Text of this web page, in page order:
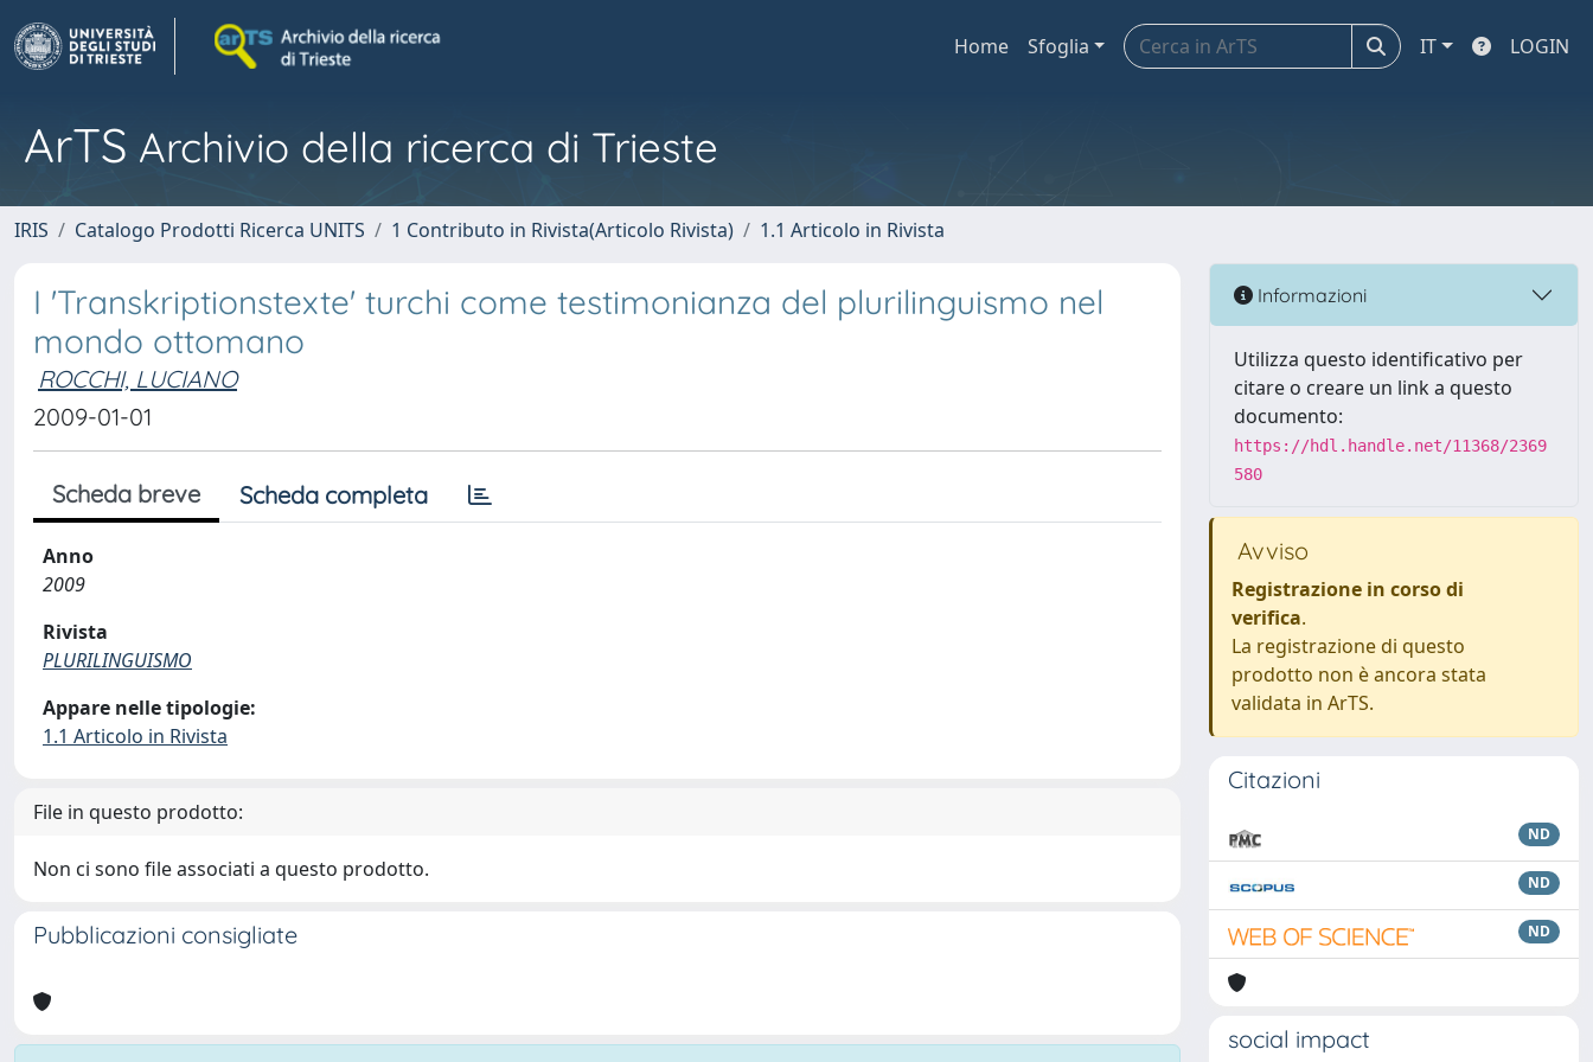
Home Sfoglia IT LOGIN
ArTS Archivio della ricerca di Trieste
IRIS Catalogo Prodotti Ricerca UNITS 1 Contributo in Rivista(Articolo Rivista) 1.1 Articolo in Rivista
I 'Transkriptionstexte' turchi come testimonianza del plurilinguismo nel
mondo ottomano
ROCCHI, LUCIANO
2009-01-01
Scheda breve Scheda completa
Anno
2009
Rivista
PLURILINGUISMO
Appare nelle tipologie:
1.1 Articolo in Rivista
File in questo prodotto:
Non ci sono file associati a questo prodotto.
Pubblicazioni consigliate
Informazioni
Utilizza questo identificativo per
citare o creare un link a questo
documento:
https://hdl.handle.net/11368/2369
580
Avviso
Registrazione in corso di
verifica.
La registrazione di questo
prodotto non è ancora stata
validata in ArTS.
Citazioni
ND
ND
ND
social impact